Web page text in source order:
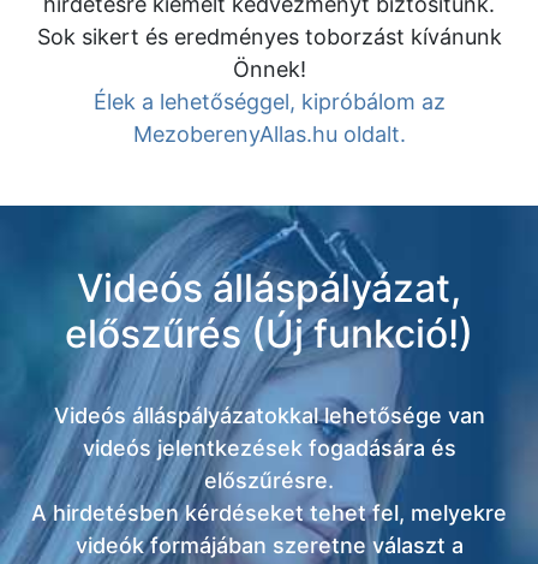
Sok sikert és eredményes toborzást kívánunk
Önnek!
Élek a lehetőséggel, kipróbálom az
MezoberenyAllas.hu oldalt.
Videós álláspályázat,
előszűrés (Új funkció!)
Videós álláspályázatokkal lehetősége van
videós jelentkezések fogadására és
előszűrésre.
A hirdetésben kérdéseket tehet fel, melyekre
videók formájában szeretne választ a